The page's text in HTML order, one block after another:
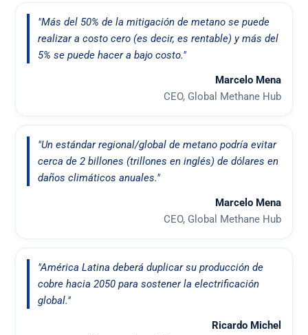
"Más del 50% de la mitigación de metano se puede
realizar a costo cero (es decir, es rentable) y más del
5% se puede hacer a bajo costo."
Marcelo Mena
CEO, Global Methane Hub
"Un estándar regional/global de metano podría evitar
cerca de 2 billones (trillones en inglés) de dólares en
daños climáticos anuales."
Marcelo Mena
CEO, Global Methane Hub
"América Latina deberá duplicar su producción de
cobre hacia 2050 para sostener la electrificación
global."
Ricardo Michel